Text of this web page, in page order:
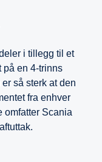
i tillegg til et
på en 4-trinns
så sterk at den
fra enhver
omfatter Scania